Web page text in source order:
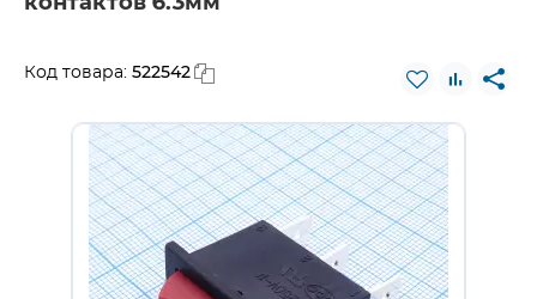
Код товара: 522542